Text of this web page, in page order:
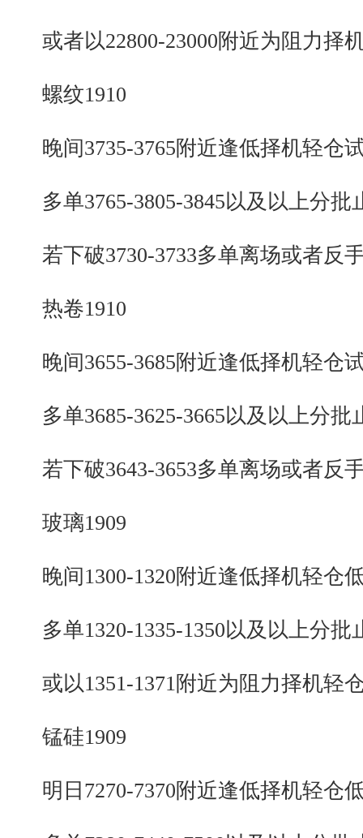
或者以22800-23000附近为阻力择
螺纹1910
晚间3735-3765附近逢低择机轻仓
多单3765-3805-3845以及以上分批
若下破3730-3733多单离场或者反
热卷1910
晚间3655-3685附近逢低择机轻仓
多单3685-3625-3665以及以上分批
若下破3643-3653多单离场或者反
玻璃1909
晚间1300-1320附近逢低择机轻仓
多单1320-1335-1350以及以上分批
或以1351-1371附近为阻力择机轻
锰硅1909
明日7270-7370附近逢低择机轻仓